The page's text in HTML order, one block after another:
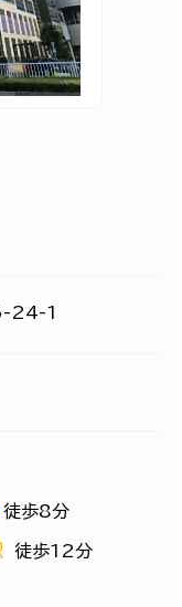
24-1
徒歩8分
徒歩12分